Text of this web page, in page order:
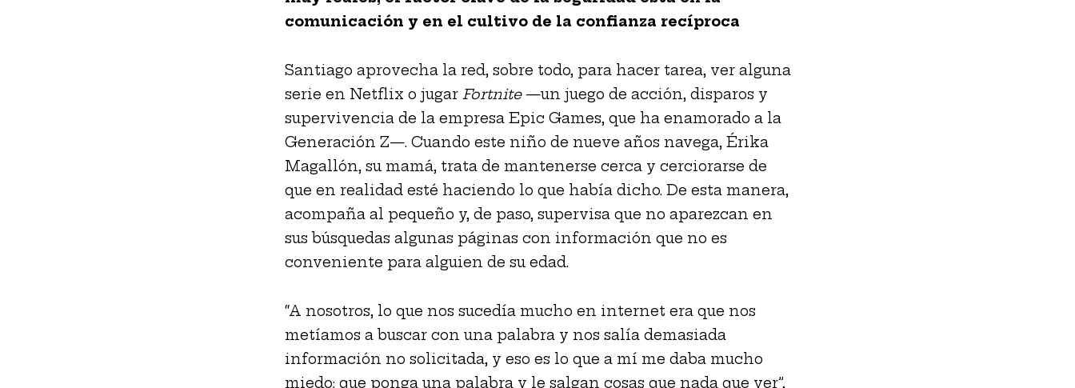
comunicación y en el cultivo de la confianza recíproca
Santiago aprovecha la red, sobre todo, para hacer tarea, ver alguna
serie en Netflix o jugar Fortnite—un juego de acción, disparos y
supervivencia de la empresa Epic Games, que ha enamorado a la
Generación Z—. Cuando este niño de nueve años navega, Érika
Magallón, su mamá, trata de mantenerse cerca y cerciorarse de
que en realidad esté haciendo lo que había dicho. De esta manera,
acompaña al pequeño y, de paso, supervisa que no aparezcan en
sus búsquedas algunas páginas con información que no es
conveniente para alguien de su edad.
“A nosotros, lo que nos sucedía mucho en internet era que nos
metíamos a buscar con una palabra y nos salía demasiada
información no solicitada, y eso es lo que a mí me daba mucho
miedo: que ponga una palabra y le salgan cosas que nada que ver”,